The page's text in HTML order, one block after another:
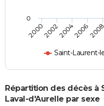
Saint-Laurent-
20002002200420062008
0
Répartition des décès à
Laval-d'Aurelle par sexe